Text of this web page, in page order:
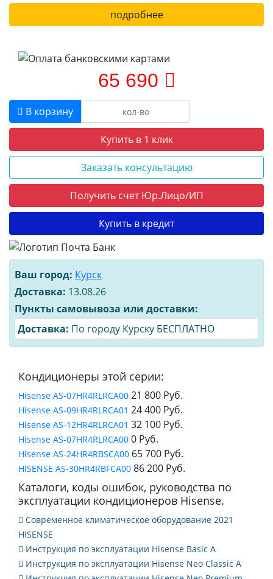
подробнее
65 690
В корзину
Купить в 1 клик
Заказать консультацию
Получить счет Юр.Лицо/ИП
Купить в кредит
Ваш город: Курск
Доставка: 13.08.26
Пункты самовывоза или доставки:
Доставка: По городу Курску БЕСПЛАТНО
Кондиционеры этой серии:
Hisense AS-07HR4RLRCA00 21 800 Руб.
Hisense AS-09HR4RLRCA01 24 400 Руб.
Hisense AS-12HR4RLRCA01 32 100 Руб.
Hisense AS-07HR4RLRCA00 0 Руб.
Hisense AS-24HR4RBSCA00 65 700 Руб.
HISENSE AS-30HR4RBFCA00 86 200 Руб.
Каталоги, коды ошибок, руководства по
эксплуатации кондиционеров Hisense.
Современное климатическое оборудование 2021
HISENSE
Инструкция по эксплуатации Hisense Basic A
Инструкция по эксплуатации Hisense Neo Classic A